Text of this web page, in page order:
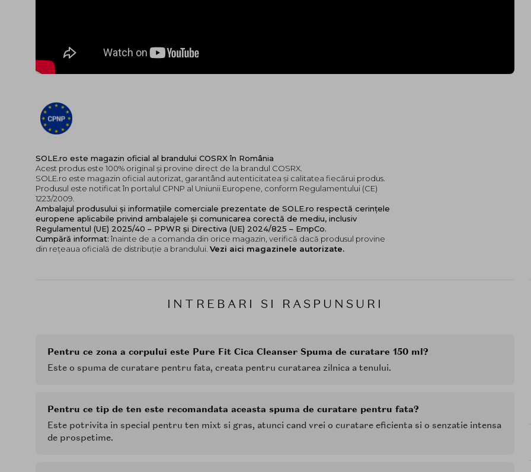
SOLE.ro este magazin oficial al brandului COSRX în România
Acest produs este 100% original și provine direct de la brandul COSRX.
SOLE.ro este magazin oficial autorizat, garantând autenticitatea și calitatea fiecărui produs.
Produsul este notificat în portalul CPNP al Uniunii Europene, conform Regulamentului (CE)
1223/2009.
Ambalajul produsului și informațiile comerciale prezentate de SOLE.ro respectă cerințele
europene aplicabile privind ambalajele și comunicarea corectă de mediu, inclusiv
Regulamentul (UE) 2025/40 – PPWR și Directiva (UE) 2024/825 – EmpCo.
Cumpără informat: înainte de a comanda din orice magazin, verifică dacă produsul provine
din rețeaua oficială de distribuție a brandului. Vezi aici magazinele autorizate.
INTREBARI SI RASPUNSURI
Pentru ce zona a corpului este Pure Fit Cica Cleanser Spuma de curatare 150 ml?
Este o spuma de curatare pentru fata, creata pentru curatarea zilnica a tenului.
Pentru ce tip de ten este recomandata aceasta spuma de curatare pentru fata?
Este potrivita in special pentru ten mixt si gras, atunci cand vrei o curatare eficienta si o senzatie intensa
de prospetime.